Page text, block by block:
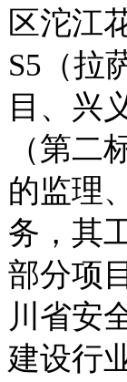
区沱江
S5（拉
目、兴
（第二
的监理
务，其
部分项
川省安
建设行